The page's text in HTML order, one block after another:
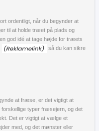
ordentligt, når du begynder at
til at holde træet på plads og
god idé at tage højde for træets
så du kan sikre
at fræse, er det vigtigt at
typer fræsejern, og det
Det er vigtigt at vælge et
med, og det mønster eller